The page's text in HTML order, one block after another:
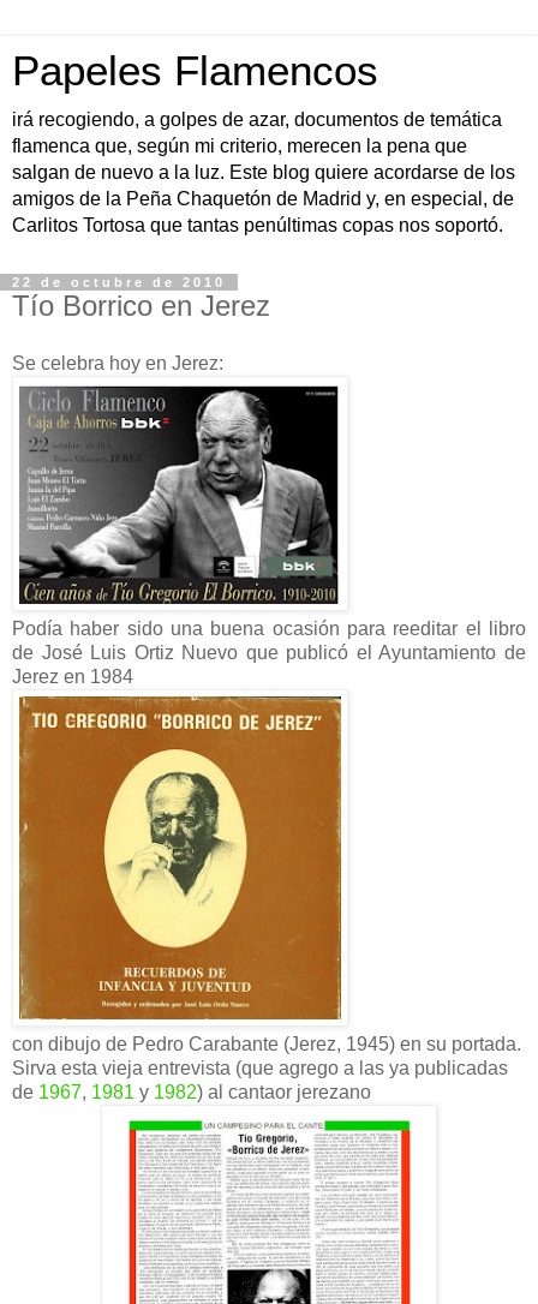
Papeles Flamencos
irá recogiendo, a golpes de azar, documentos de temática
flamenca que, según mi criterio, merecen la pena que
salgan de nuevo a la luz. Este blog quiere acordarse de los
amigos de la Peña Chaquetón de Madrid y, en especial, de
Carlitos Tortosa que tantas penúltimas copas nos soportó.
22 de octubre de 2010
Tío Borrico en Jerez
Se celebra hoy en Jerez:
Podía haber sido una buena ocasión para reeditar el libro
de José Luis Ortiz Nuevo que publicó el Ayuntamiento de
Jerez en 1984
con dibujo de Pedro Carabante (Jerez, 1945) en su portada.
Sirva esta vieja entrevista (que agrego a las ya publicadas
de 1967, 1981 y 1982) al cantaor jerezano